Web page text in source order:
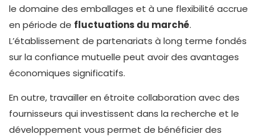
le domaine des emballages et à une flexibilité accrue
en période de fluctuations du marché.
L’établissement de partenariats à long terme fondés
sur la confiance mutuelle peut avoir des avantages
économiques significatifs.
En outre, travailler en étroite collaboration avec des
fournisseurs qui investissent dans la recherche et le
développement vous permet de bénéficier des